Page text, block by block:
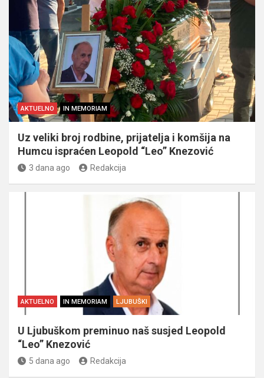
AKTUELNO IN MEMORIAM
Uz veliki broj rodbine, prijatelja i komšija na
Humcu ispraćen Leopold “Leo” Knezović
3 dana ago Redakcija
AKTUELNO IN MEMORIAM LJUBUŠKI
U Ljubuškom preminuo naš susjed Leopold
“Leo” Knezović
5 dana ago Redakcija